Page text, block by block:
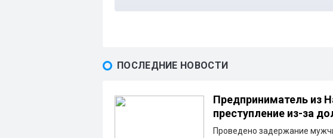
ПОСЛЕДНИЕ НОВОСТИ
Предприниматель из
преступление из-за
Проведено задержание